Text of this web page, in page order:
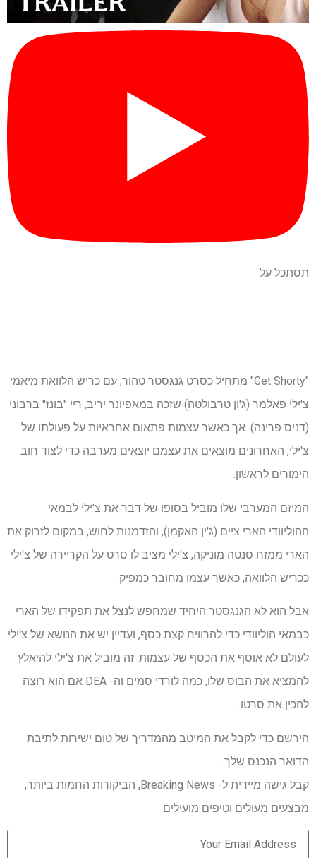
תסתכל על
"Get Shorty" מתחיל כסרט גנגסטר טהור, עם כריש הלוואת מיאמי
צ'ילי פאלמר (ג'ון טרבולטה) שזכה במאפיונר יריב, ריי "בונז" ברבוני
(דניס פרינה). אך כאשר עצמות פתאום אחראיות על פעולתו של
צ'ילי, האחרונים מוצאים את עצמם יוצאים מערבה כדי לצוד חוב
הימורים לראשון.
המיזם המערבי שלו מוביל בסופו של דבר את צ'ילי לבמאי
ההוליוודי הארי ציים (ג'ין האקמן), והזדמנות לחוש, במקום לזרוק את
הארי ממזח סנטה מוניקה, צ'ילי מציב לו סרט על הקריירה של צ'ילי
ככריש הלוואה, כאשר עצמו מחובר כמפיק.
אבל הוא לא הגנגסטר היחיד שמחפש לנצל את תפקידו של הארי
כבמאי הוליוודי כדי להרוויח קצת כסף, ועדיין יש את הנושא של צ'ילי
לעולם לא אוסף את הכסף של עצמות. זה מוביל את צ'ילי להיאלץ
להמציא את הבוס שלו, כמה לורדי סמים וה- DEA אם הוא רוצה
להכין את סרטו.
הירשם כדי לקבל את המיטב מהמדריך של טום ישירות לתיבת
הדואר הנכנס שלך.
קבל גישה מיידית ל- Breaking News, הביקורות החמות ביותר,
מבצעים מעולים וטיפים מועילים.